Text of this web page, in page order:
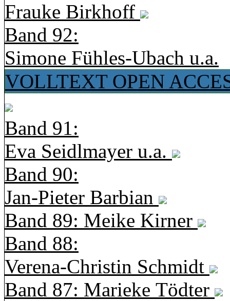
Frauke Birkhoff
Band 92:
Simone Fühles-Ubach u.a.
VOLLTEXT OPEN
Band 91:
Eva Seidlmayer u.a.
Band 90:
Jan-Pieter Barbian
Band 89: Meike Kirner
Band 88:
Verena-Christin Schmidt
Band 87: Marieke Tödter